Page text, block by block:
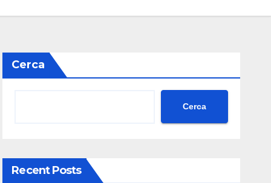
Cerca
Cerca
Recent Posts